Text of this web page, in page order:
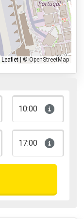
Leaflet © OpenStreetMap
10:00
17:00